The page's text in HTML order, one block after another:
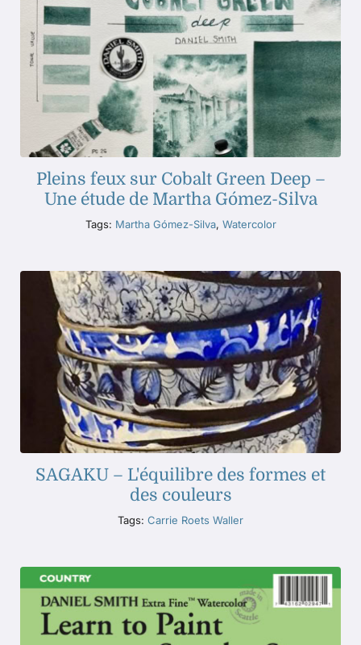
Pleins feux sur Cobalt Green Deep –
Une étude de Martha Gómez-Silva
Tags: Martha Gómez-Silva, Watercolor
SAGAKU – L'équilibre des formes et
des couleurs
Tags: Carrie Roets Waller